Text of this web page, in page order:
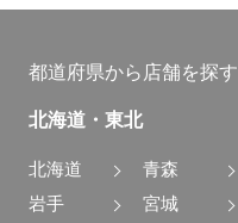
都道府県から店舗を探す
北海道・東北
北海道
青森
岩手
宮城